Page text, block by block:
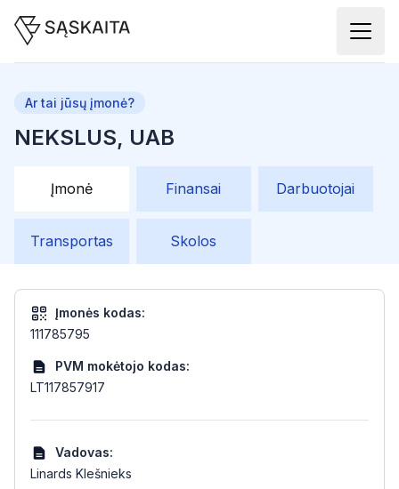
NEKSLUS, UAB
Ar tai jūsų įmonė?
Įmonė Finansai Darbuotojai
Transportas Skolos
Įmonės kodas:
111785795
PVM mokėtojo kodas:
LT117857917
Vadovas:
Linards Klešnieks